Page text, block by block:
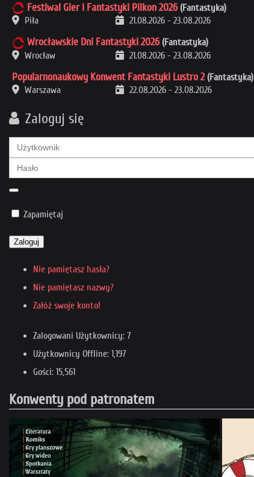
Festiwal Gier i Fantastyki Pilkon 2026 (Fantastyka)
Piła
21.08.2026 - 23.08.2026
Wrocławskie Dni Fantastyki 2026 (Fantastyka)
Wrocław
21.08.2026 - 23.08.2026
Popularnonaukowy Konwent Fantastyki Lustro 2 (Fantastyka)
Warszawa
22.08.2026 - 23.08.2026
Zaloguj się
Zapamiętaj
Zaloguj
Nie pamiętasz hasła?
Nie pamiętasz nazwy?
Załóż swoje konto!
Zalogowani Użytkownicy: 7
Użytkownicy Offline: 1,197
Gości: 15,561
Konwenty pod patronatem